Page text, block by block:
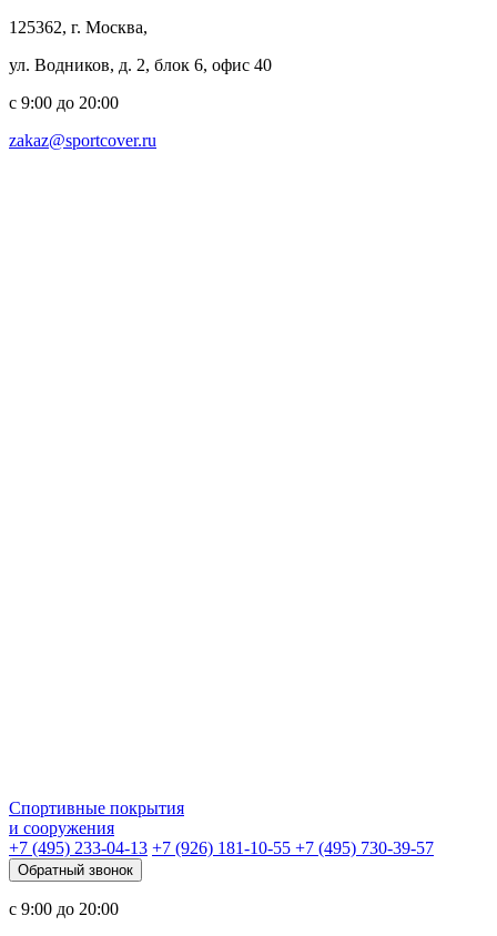
125362, г. Москва,
ул. Водников, д. 2, блок 6, офис 40
с 9:00 до 20:00
zakaz@sportcover.ru
Спортивные покрытия
и сооружения
+7 (495) 233-04-13 +7 (926) 181-10-55 +7 (495) 730-39-57
Обратный звонок
с 9:00 до 20:00